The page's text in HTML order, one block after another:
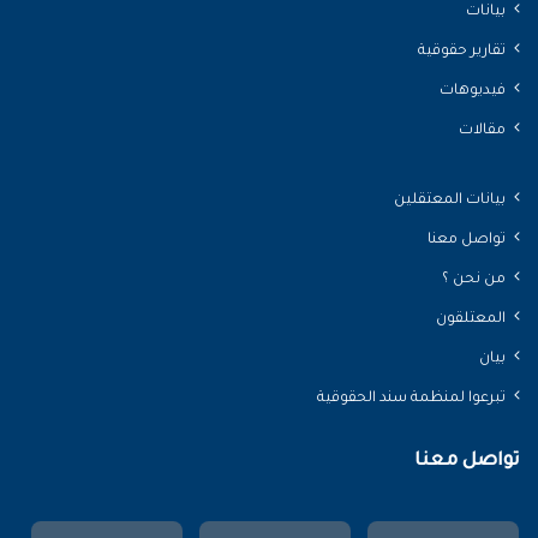
بيانات
تقارير حقوقية
فيديوهات
مقالات
بيانات المعتقلين
تواصل معنا
من نحن ؟
المعتلقون
بيان
تبرعوا لمنظمة سند الحقوقية
تواصل معنا